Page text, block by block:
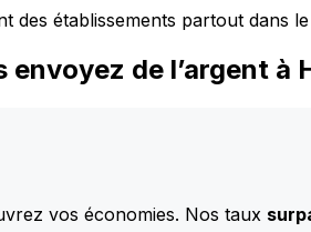
des établissements partout dans
de l’argent à
vos économies. Nos taux